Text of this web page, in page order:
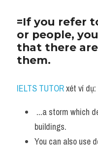
=If you refer
or people,
that there
them.
IELTS TUTOR xét ví dụ:
...a storm which
buildings.
You can also use